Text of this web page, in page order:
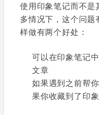
使用印象笔记而不是
多情况下，这个问
样做有两个好处：
可以在印象笔记
文章
如果遇到之前帮
果你收藏到了印